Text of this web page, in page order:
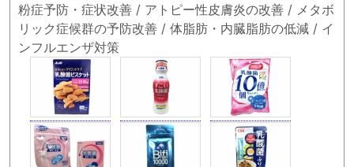
粉症予防・症状改善 / アトピー性皮膚炎の改善 / メタボ
リック症候群の予防改善 / 体脂肪・内臓脂肪の低減 / イ
ンフルエンザ対策